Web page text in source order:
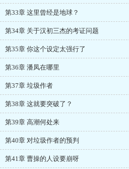
第33章 这里曾经是地球？
第34章 关于汉初三杰的考证问题
第35章 你这个设定太强行了
第36章 潘凤在哪里
第37章 垃圾作者
第38章 这就要突破了？
第39章 高潮何处来
第40章 对垃圾作者的预判
第41章 曹操的人设要崩呀